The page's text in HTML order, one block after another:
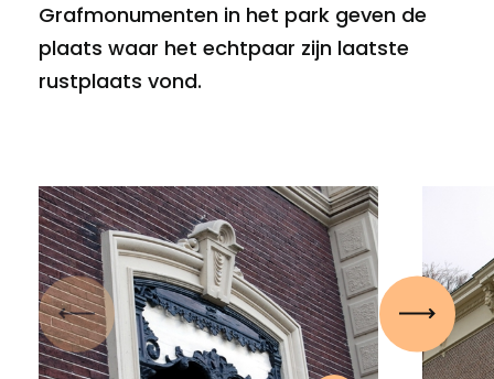
Grafmonumenten in het park geven de
plaats waar het echtpaar zijn laatste
rustplaats vond.
Vorige